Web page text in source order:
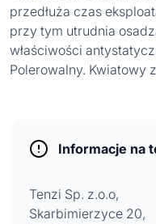
przedłuża czas
przy tym utrudnia
właściwości
Polerowalny. Kwiatowy
Informacje na
Tenzi Sp. z.o.o,
Skarbimierzyce 20,